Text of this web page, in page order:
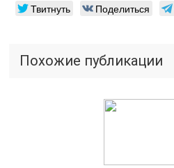
Твитнуть Поделиться
Похожие публикации